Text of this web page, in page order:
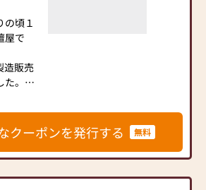
に対
ント
ドでお
。また
決済も
務◆
体の役
す。仏
の貢献
の頃１
屋で
造販売
。
濯を手
ら修
ルポー
クーポンを発行する 無料